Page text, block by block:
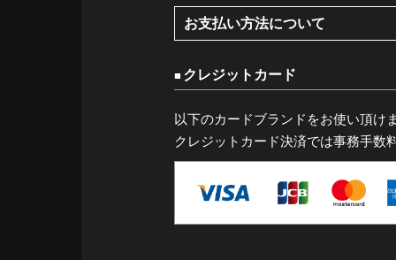
お支払い方法について
クレジットカード
以下のカードブランドをお使い頂け
クレジットカード決済では事務手数